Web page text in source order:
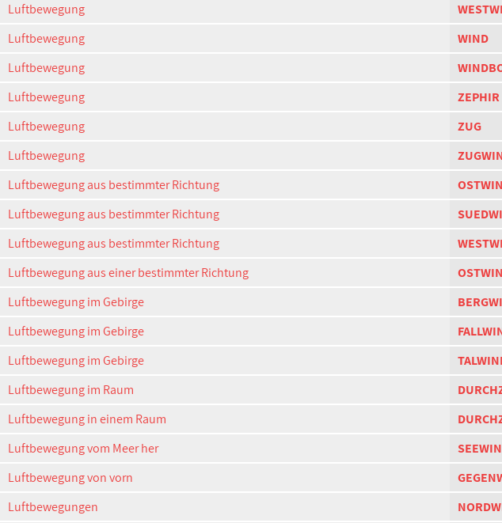
Luftbewegung
Luftbewegung
WIND
Luftbewegung
Luftbewegung
ZEPHIR
Luftbewegung
ZUG
Luftbewegung
Luftbewegung aus bestimmter Richtung
Luftbewegung aus bestimmter Richtung
Luftbewegung aus bestimmter Richtung
Luftbewegung aus einer bestimmter Richtung
Luftbewegung im Gebirge
Luftbewegung im Gebirge
Luftbewegung im Gebirge
Luftbewegung im Raum
Luftbewegung in einem Raum
Luftbewegung vom Meer her
Luftbewegung von vorn
Luftbewegungen